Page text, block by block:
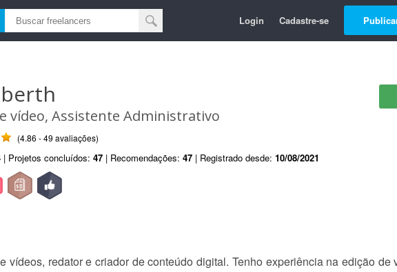
Login Cadastre-se
vídeo, Assistente Administrativo
(4.86 - 49 avaliações)
| Projetos concluídos: 47 | Recomendações: 47 | Registrado desde: 10/08/2021
vídeos, redator e criador de conteúdo digital. Tenho experiência na edição de